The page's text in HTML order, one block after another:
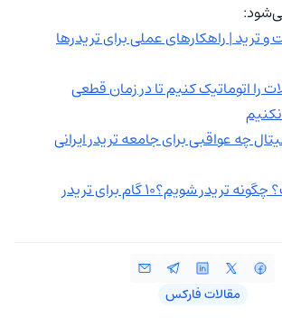
و ترید | راهکارهای عملی برای تریدرها
را اتوماتیک کنیم تا در زمان قطعی
چه عواقبی برای جامعه تریدر ایرانی
تریدر چیست؟ چگونه تریدر شویم؟۱۰ گام برای تریدر
مقالات فارکس